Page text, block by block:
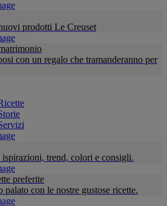
prodotti Le Creuset
con un regalo che tramanderanno per
trend, colori e consigli.
preferite
palato con le nostre gustose ricette.